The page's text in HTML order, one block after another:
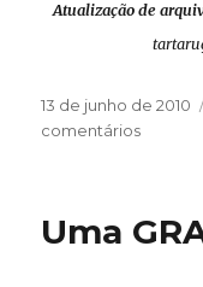
Atualização de
Publicado
em
13 de junho de 2010
comentáriosem
Uma